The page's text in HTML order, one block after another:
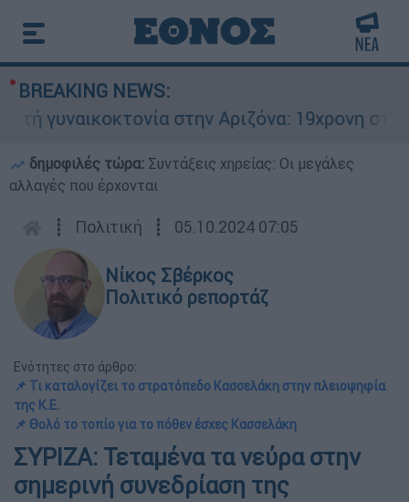
BREAKING NEWS:
στην Αριζόνα: 19χρονη
δημοφιλές τώρα: Συντάξεις χηρείας: Οι μεγάλες
αλλαγές που έρχονται
┋ Πολιτική ┋ 05.10.2024 07:05
Νίκος Σβέρκος
Πολιτικό ρεπορτάζ
Ενότητες στο άρθρο:
📌 Τι καταλογίζει το στρατόπεδο Κασσελάκη στην πλειοψηφία
της Κ.Ε.
📌 Θολό το τοπίο για το πόθεν έσχες Κασσελάκη
ΣΥΡΙΖΑ: Τεταμένα τα νεύρα στην
σημερινή συνεδρίαση της